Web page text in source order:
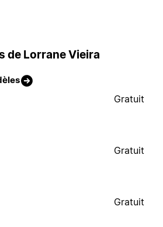
de Lorrane Vieira
Gratuit
Gratuit
Gratuit